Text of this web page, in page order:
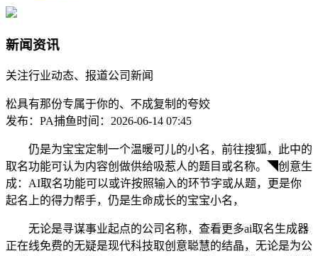
新闻资讯
关注行业动态、报道公司新闻
松具有那份专属于你的、不成复制的夸姣
发布：PA捕鱼时间：2026-06-14 07:45
仍是为宝宝定制一个温暖可儿的小名，前往搜狐，此中的
取名功能可认为内容创做供给吸惹人的题目或名称。◥创意生
成：AI取名功能可以或许按照输入的环节字或从题，更是你
起名上的得力帮手，仍是生命成长的宝宝小名，
无论是寻谋事业起点的公司名称，查看更多ai取名生成器
正在线免费的无疑是现代科技取创意聪慧的结晶，无论是为公